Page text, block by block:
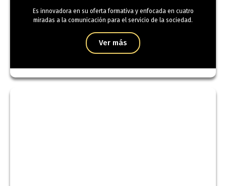
Es innovadora en su oferta formativa y enfocada en cuatro
miradas a la comunicación para el servicio de la sociedad.
Ver más